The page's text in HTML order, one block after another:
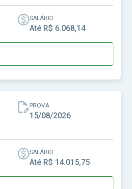
SALÁRIO
Até R$ 6.068,14
PROVA
15/08/2026
SALÁRIO
Até R$ 14.015,75